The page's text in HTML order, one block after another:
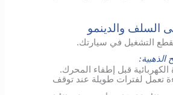
السلف والدينمو
التشغيل في سيارتك.
الذهبية:
الكهربائية قبل إطفاء المحرك.
تعمل لفترات طويلة عند توقف